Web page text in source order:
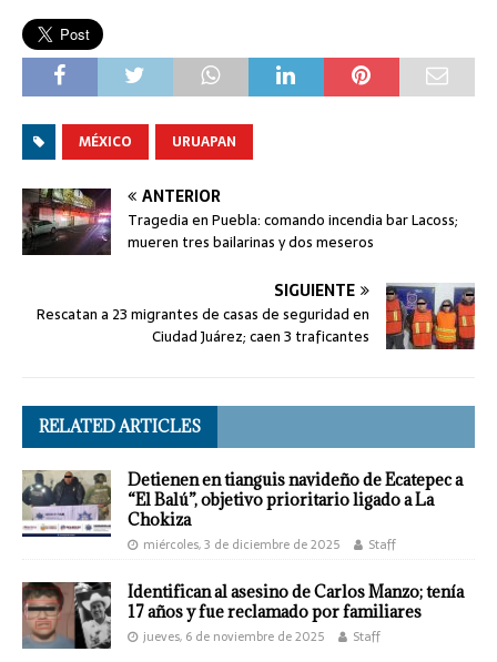
MÉXICO URUAPAN
ANTERIOR
Tragedia en Puebla: comando incendia bar Lacoss;
mueren tres bailarinas y dos meseros
SIGUIENTE
Rescatan a 23 migrantes de casas de seguridad en
Ciudad Juárez; caen 3 traficantes
RELATED ARTICLES
Detienen en tianguis navideño de Ecatepec a
“El Balú”, objetivo prioritario ligado a La
Chokiza
miércoles, 3 de diciembre de 2025 Staff
Identifican al asesino de Carlos Manzo; tenía
17 años y fue reclamado por familiares
jueves, 6 de noviembre de 2025 Staff